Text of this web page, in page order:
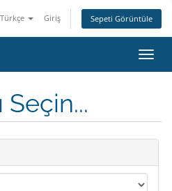
Türkçe Giriş Sepeti Görüntüle
Seçin...